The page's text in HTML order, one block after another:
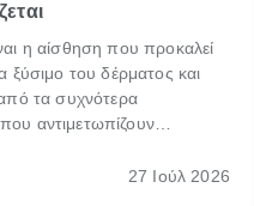
η αίσθηση που προκαλεί
ξύσιμο του δέρματος και
τα συχνότερα
αντιμετωπίζουν
το «κνησμός τι είναι»,
27 Ιούλ 2026